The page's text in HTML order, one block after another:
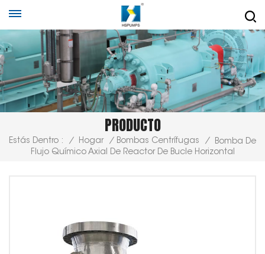
PRODUCTO
Estás Dentro : / Hogar / Bombas Centrífugas /
Bomba De
Flujo Químico Axial De Reactor De Bucle Horizontal